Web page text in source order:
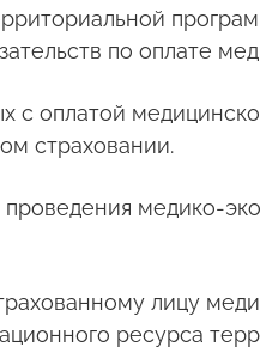
по оплате
с оплатой
страховании.
медико-
лицу
ресурса